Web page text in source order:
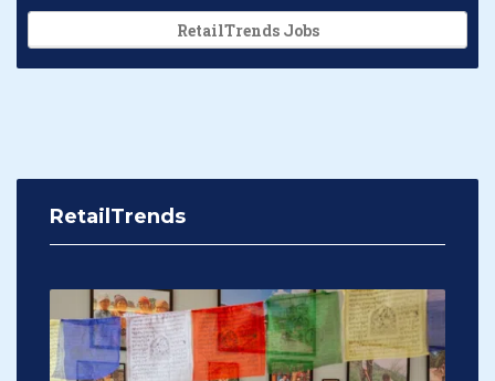
RetailTrends Jobs
RetailTrends